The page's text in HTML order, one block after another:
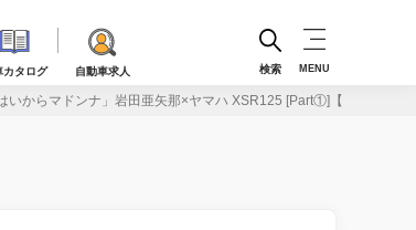
カタログ 自動車求人 検索 MENU
いからマドンナ」岩田亜矢那×ヤマハ XSR125 [Part①]【BIKES 美人